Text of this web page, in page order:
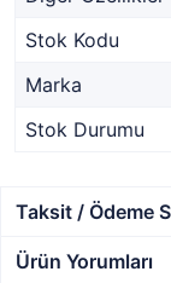
Stok Kodu
Marka
Stok Durumu
Taksit / Ödeme
Ürün Yorumları